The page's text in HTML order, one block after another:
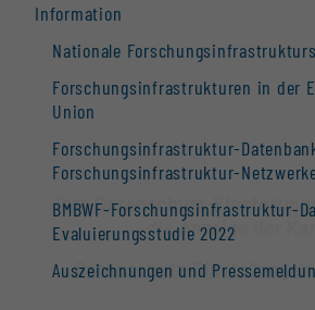
Information
Nationale
Forschungs­infrastrukturen in der
Union
Forschungs­infrastruktur-
Forschungs­infrastruktur-
BMBWF-Forschungsinfrastruktur-
Evaluierungsstudie 2022
Auszeichnungen und
Ihre Datenschutz-
die Anzeige der
Datenschutz-Einstellungen